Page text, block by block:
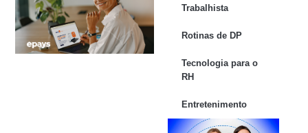
Trabalhista
Rotinas de DP
Tecnologia para o
RH
Entretenimento